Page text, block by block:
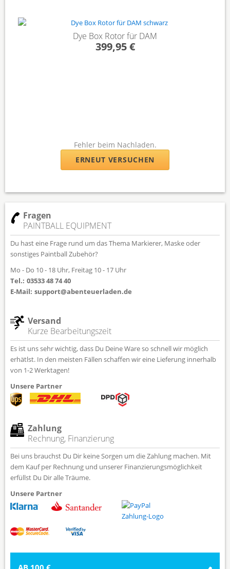
Dye Box Rotor für DAM
399,95 €
Fehler beim Nachladen.
ERNEUT VERSUCHEN
Fragen
PAINTBALL EQUIPMENT
Du hast eine Frage rund um das Thema Markierer, Maske oder
sonstiges Paintball Zubehör?
Mo - Do 10 - 18 Uhr, Freitag 10 - 17 Uhr
Tel.: 03533 48 74 40
E-Mail: support@abenteuerladen.de
Versand
Kurze Bearbeitungszeit
Es ist uns sehr wichtig, dass Du Deine Ware so schnell wir möglich
erhätlst. In den meisten Fällen schaffen wir eine Lieferung innerhalb
von 1-2 Werktagen!
Unsere Partner
Zahlung
Rechnung, Finanzierung
Bei uns brauchst Du Dir keine Sorgen um die Zahlung machen. Mit
dem Kauf per Rechnung und unserer Finanzierungsmöglichkeit
erfüllst Du Dir alle Träume.
Unsere Partner